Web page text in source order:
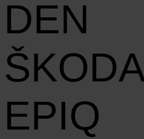
DEN
ŠKODA
EPIQ